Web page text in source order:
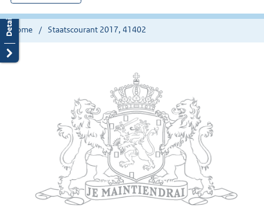
hier:
Home Staatscourant 2017, 41402